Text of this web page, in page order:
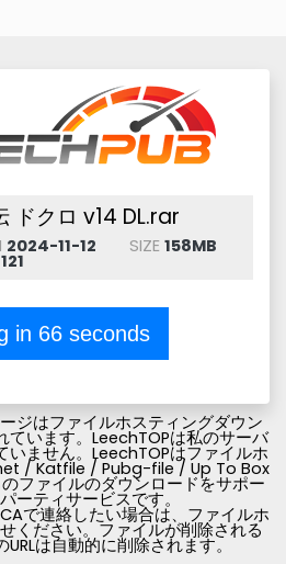
ドクロ v14 DL.rar
2024-11-12 SIZE 158MB
121
in 66seconds
ジはファイルホスティングダウン
ています。LeechTOPは私のサーバ
いません。LeechTOPはファイルホ
/ Katfile / Pubg-file / Up To Box
ファイルのダウンロードをサポー
ーティサービスです。
で連絡したい場合は、ファイルホ
ください。ファイルが削除される
は自動的に削除されます。